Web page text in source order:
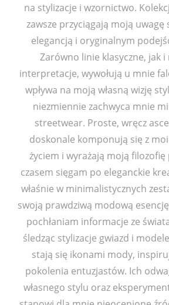
na stylizacje i wzornictwo.
zawsze przyciągają moją uwagę
elegancją i oryginalnym
Zarówno linie klasyczne, jak i
interpretacje, wywołują u mnie
wpływa na moją własną wizję
niezmiennie zachwyca mnie
streetwear. Proste, wręcz
doskonale komponują się z
życiem i wyrażają moją
czasem sięgam po eleganckie
właśnie w minimalistycznych
swoją prawdziwą modową
pochłaniam informacje ze
śledząc stylizacje gwiazd i
stają się ikonami mody,
pokolenia entuzjastów. Ich
własnego stylu oraz